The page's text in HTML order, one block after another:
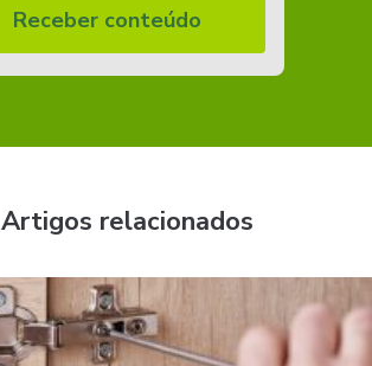
Receber conteúdo
Artigos relacionados